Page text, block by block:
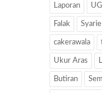
Laporan UG
Falak Syarie
cakerawala
Ukur Aras
Butiran